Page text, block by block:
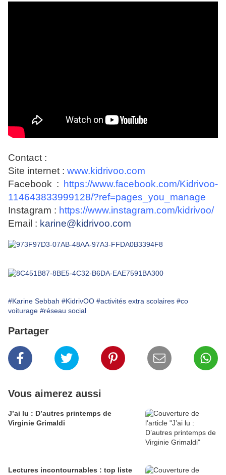
Contact :
Site internet : www.kidrivoo.com
Facebook :
https://www.facebook.com/Kidrivoo-
114643833999128/?ref=pages_you_manage
Instagram : https://www.instagram.com/kidrivoo/
Email : karine@kidrivoo.com
#Karine Sebbah #KidrivOO #activités extra scolaires #co
voiturage #réseau social
Partager
Vous aimerez aussi
J’ai lu : D’autres printemps de
Virginie Grimaldi
Lectures incontournables : top liste